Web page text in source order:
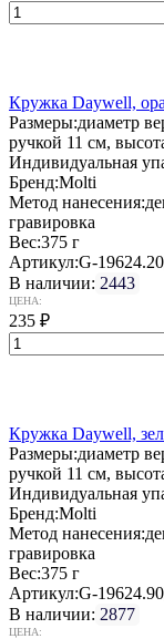
Кружка Daywell,
Размеры:диаметр
ручкой 11 см,
Индивидуальная
Бренд:Molti
Метод нанесения:
гравировка
Вес:375 г
Артикул:G-19624.20
В наличии: 2443
ЦЕНА:
235 ₽
Кружка Daywell,
Размеры:диаметр
ручкой 11 см,
Индивидуальная
Бренд:Molti
Метод нанесения:
гравировка
Вес:375 г
Артикул:G-19624.90
В наличии: 2877
ЦЕНА: